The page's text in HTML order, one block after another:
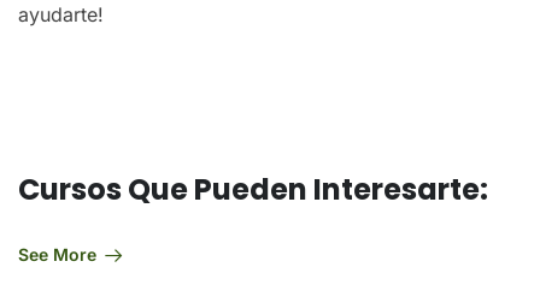
ayudarte!
Cursos Que Pueden Interesarte:
See More